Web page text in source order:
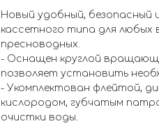
Новый удобный, безопасный
кассетного типа для любых
пресноводных.
- Оснащен круглой
позволяет установить
- Укомплектован флейтой,
кислородом, губчатым
очистки воды.